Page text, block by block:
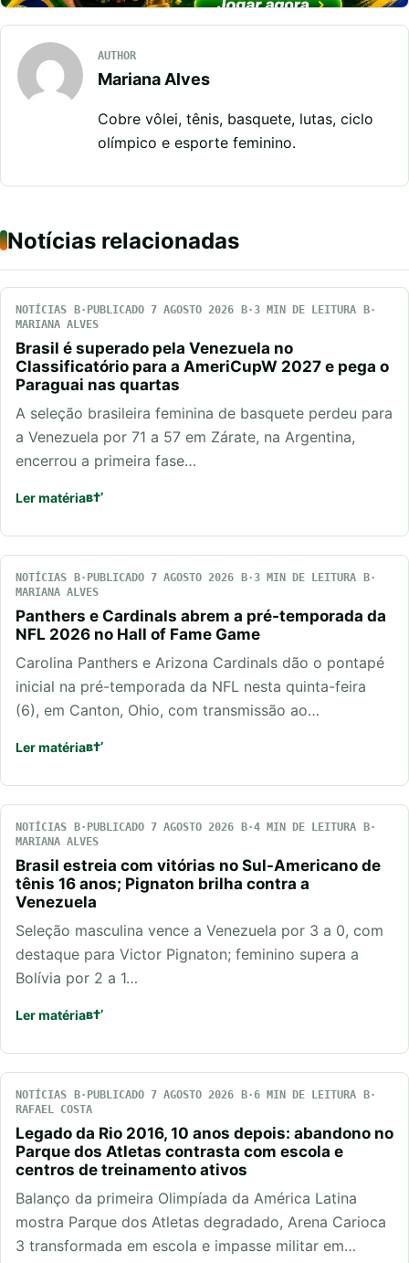
AUTHOR
Mariana Alves
Cobre vôlei, tênis, basquete, lutas, ciclo
olímpico e esporte feminino.
Notícias relacionadas
NOTÍCIAS PUBLICADO 7 AGOSTO 2026
3 MIN DE LEITURA
MARIANA ALVES
Brasil é superado pela Venezuela no
Classificatório para a AmeriCupW 2027 e pega o
Paraguai nas quartas
A seleção brasileira feminina de basquete perdeu para
a Venezuela por 71 a 57 em Zárate, na Argentina,
encerrou a primeira fase…
Ler matéria
NOTÍCIAS PUBLICADO 7 AGOSTO 2026
3 MIN DE LEITURA
MARIANA ALVES
Panthers e Cardinals abrem a pré-temporada da
NFL 2026 no Hall of Fame Game
Carolina Panthers e Arizona Cardinals dão o pontapé
inicial na pré-temporada da NFL nesta quinta-feira
(6), em Canton, Ohio, com transmissão ao…
Ler matéria
NOTÍCIAS PUBLICADO 7 AGOSTO 2026
4 MIN DE LEITURA
MARIANA ALVES
Brasil estreia com vitórias no Sul-Americano de
tênis 16 anos; Pignaton brilha contra a
Venezuela
Seleção masculina vence a Venezuela por 3 a 0, com
destaque para Victor Pignaton; feminino supera a
Bolívia por 2 a 1…
Ler matéria
NOTÍCIAS PUBLICADO 7 AGOSTO 2026
6 MIN DE LEITURA
RAFAEL COSTA
Legado da Rio 2016, 10 anos depois: abandono no
Parque dos Atletas contrasta com escola e
centros de treinamento ativos
Balanço da primeira Olimpíada da América Latina
mostra Parque dos Atletas degradado, Arena Carioca
3 transformada em escola e impasse militar em…